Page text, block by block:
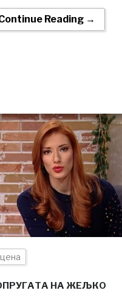
Reading →
НА ЖЕЉКО